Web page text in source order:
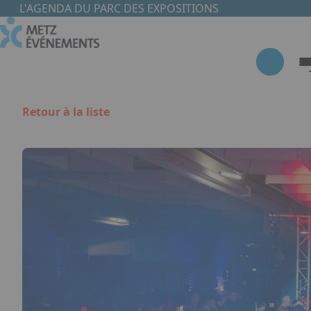
Aller au contenu principal
L'AGENDA DU PARC DES EXPOSITIONS
Retour à la liste
Panneau de gestion des cookies